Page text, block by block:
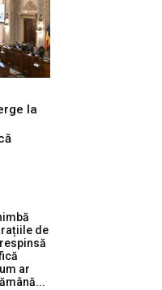
la
de
ar